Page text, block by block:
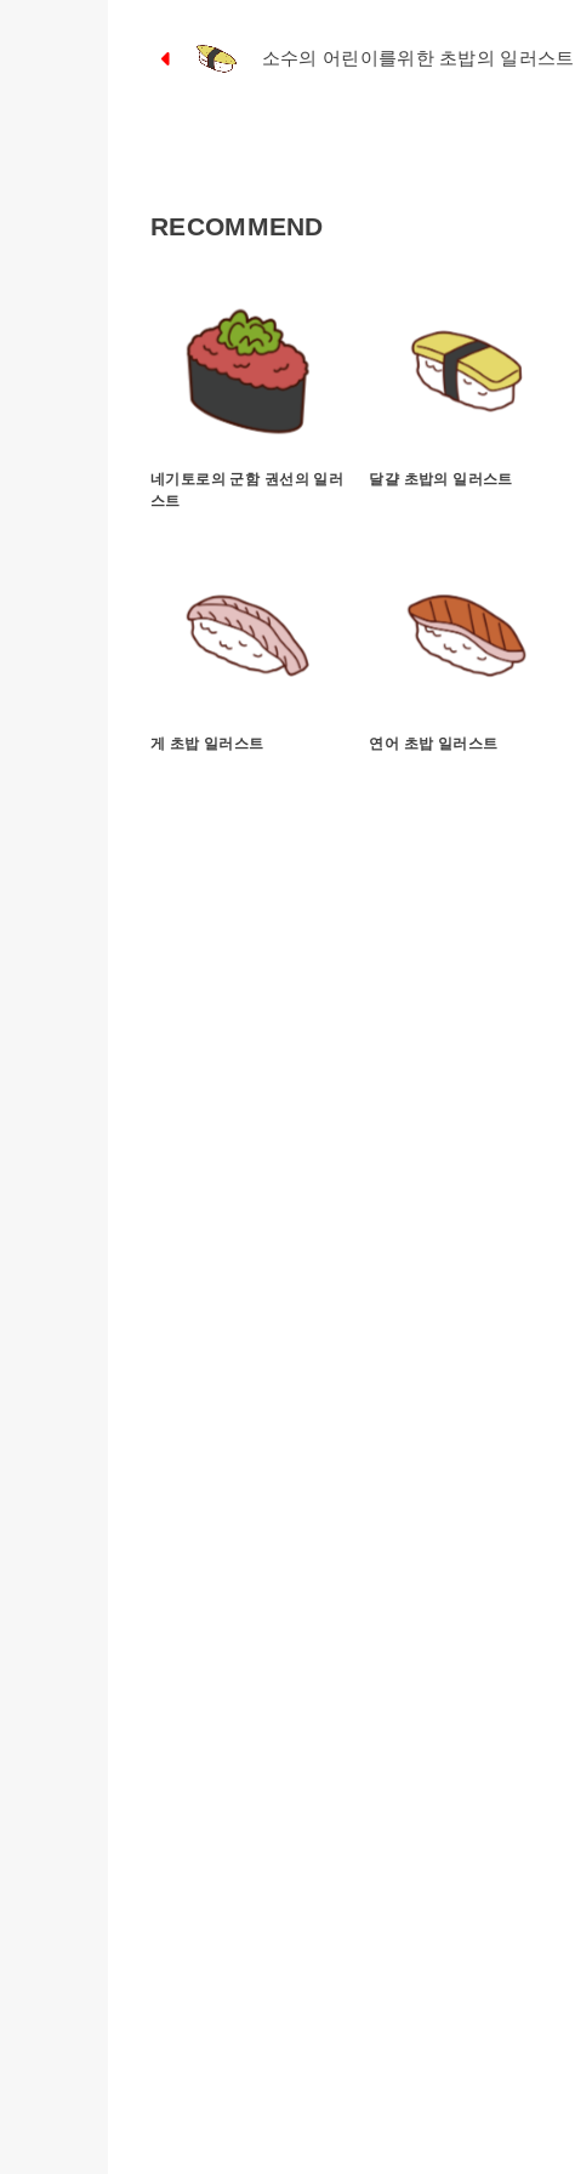
소수의 어린이를위한 초밥의 일러스트
RECOMMEND
네기토로의 군함 권선의 일러
스트
달걀 초밥의 일러스트
게 초밥 일러스트 연어 초밥 일러스트